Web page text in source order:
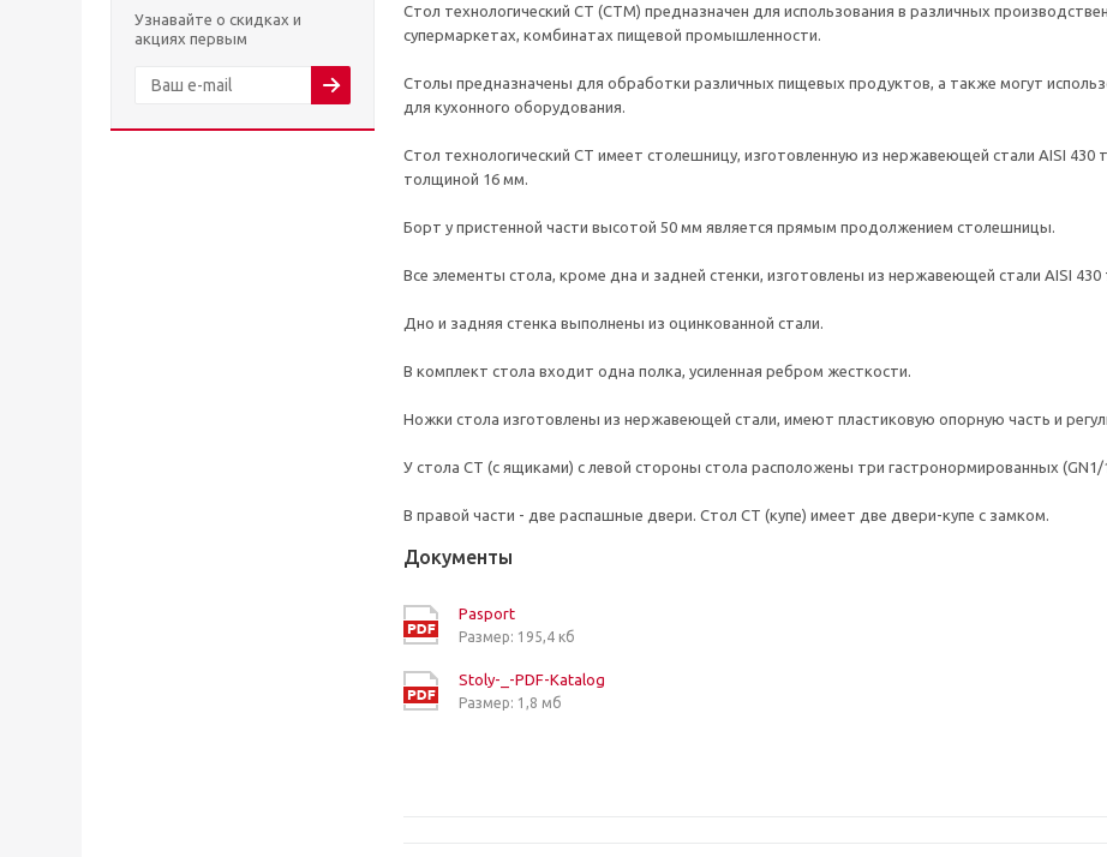
Узнавайте о скидках и
акциях первым
Стол технологический СТ (СТМ) предназначен для использования в различных
супермаркетах, комбинатах пищевой промышленности.
Столы предназначены для обработки различных пищевых продуктов, а также могут
для кухонного оборудования.
Стол технологический СТ имеет столешницу, изготовленную из нержавеющей стали AISI
толщиной 16 мм.
Борт у пристенной части высотой 50 мм является прямым продолжением столешницы.
Все элементы стола, кроме дна и задней стенки, изготовлены из нержавеющей стали AISI
Дно и задняя стенка выполнены из оцинкованной стали.
В комплект стола входит одна полка, усиленная ребром жесткости.
Ножки стола изготовлены из нержавеющей стали, имеют пластиковую опорную часть и
У стола СТ (с ящиками) с левой стороны стола расположены три гастронормированных
В правой части - две распашные двери. Стол СТ (купе) имеет две двери-купе с замком.
Документы
Pasport
Размер: 195,4 кб
Stoly-_-PDF-Katalog
Размер: 1,8 мб